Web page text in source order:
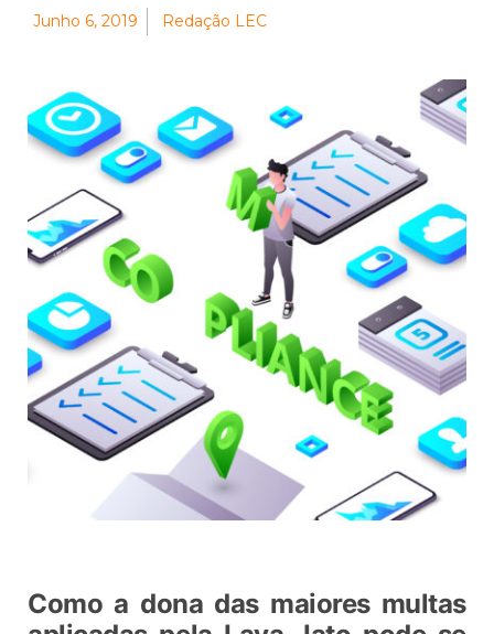
Junho 6, 2019 Redação LEC
Como a dona das maiores multas